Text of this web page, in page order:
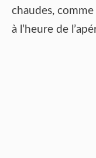
chaudes, comme
à l’heure de